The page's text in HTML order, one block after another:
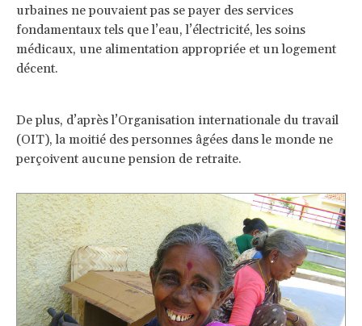
urbaines ne pouvaient pas se payer des services
fondamentaux tels que l’eau, l’électricité, les soins
médicaux, une alimentation appropriée et un logement
décent.
De plus, d’après l’Organisation internationale du travail
(OIT), la moitié des personnes âgées dans le monde ne
perçoivent aucune pension de retraite.